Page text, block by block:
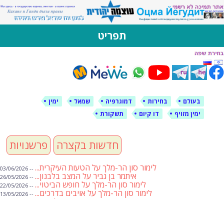
לימין עוצמה יהודית
אתר תמיכה ברוסית ובעברית
תפריט
דילוג
לתוכן
בעולם בחירות דמוגרפיה שמאל
ימין
ימין מזויף
דו קיום תשקורת
פרשנויות חדשות בקצרה
לימור סון הר-מלך על הטעות העיקרית... -- 03/06/2026
איתמר בן גביר על המצב בלבנון... -- 26/05/2026
לימור סון הר-מלך על חופש הביטוי... -- 22/05/2026
לימור סון הר-מלך על אויבים בדרכים... -- 13/05/2026
שבועת אמונים לדעאש